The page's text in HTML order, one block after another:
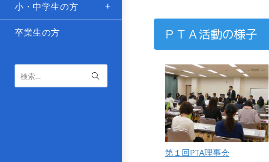
小・中学生の方
卒業生の方
検索…
ＰＴＡ活動の様子
第１回PTA理事会